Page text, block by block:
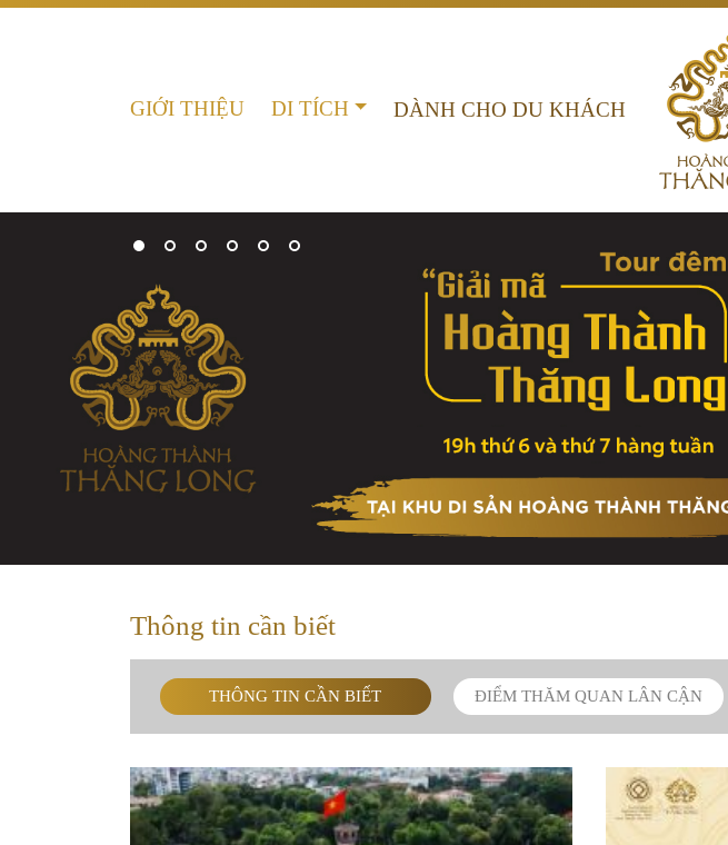
GIỚI THIỆU DI TÍCH DÀNH CHO DU KHÁCH
Thông tin cần biết
THÔNG TIN CẦN BIẾT ĐIỂM THĂM QUAN LÂN CẬN